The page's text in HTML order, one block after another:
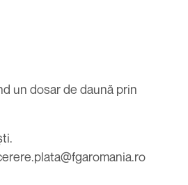
un dosar de daună prin